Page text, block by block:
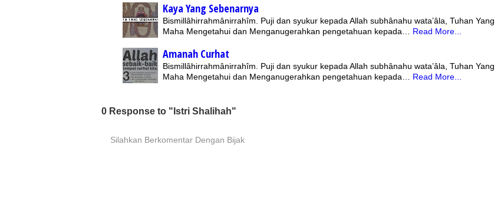
Kaya Yang Sebenarnya
Bismillâhirrahmânirrahîm. Puji dan syukur kepada Allah subhânahu wata’âla, Tuhan Yang
Maha Mengetahui dan Menganugerahkan pengetahuan kepada…
Read More...
Amanah Curhat
Bismillâhirrahmânirrahîm. Puji dan syukur kepada Allah subhânahu wata’âla, Tuhan Yang
Maha Mengetahui dan Menganugerahkan pengetahuan kepada…
Read More...
0 Response to "Istri Shalihah"
Silahkan Berkomentar Dengan Bijak